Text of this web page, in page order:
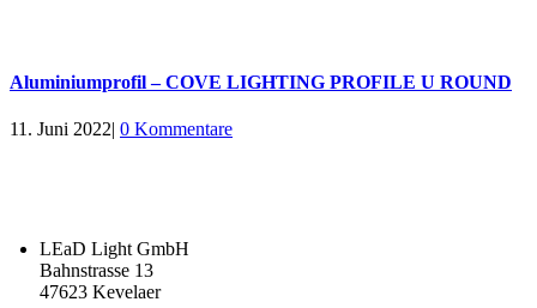
Aluminiumprofil – COVE LIGHTING PROFILE U ROUND
11. Juni 2022| 0 Kommentare
LEaD Light GmbH
Bahnstrasse 13
47623 Kevelaer